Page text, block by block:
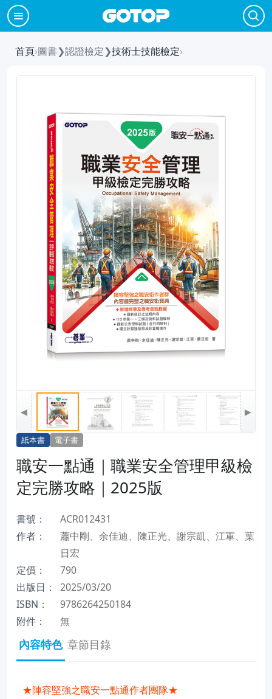
首頁›圖書❯認證檢定❯技術士技能檢定›
◀ ▶
紙本書 電子書
職安一點通｜職業安全管理甲級檢
定完勝攻略｜2025版
書號：
ACR012431
作者：
蕭中剛、余佳迪、陳正光、謝宗凱、江軍、葉
日宏
定價：
790
出版日：
2025/03/20
ISBN：
9786264250184
附件：
無
內容特色 章節目錄
★陣容堅強之職安一點通作者團隊★